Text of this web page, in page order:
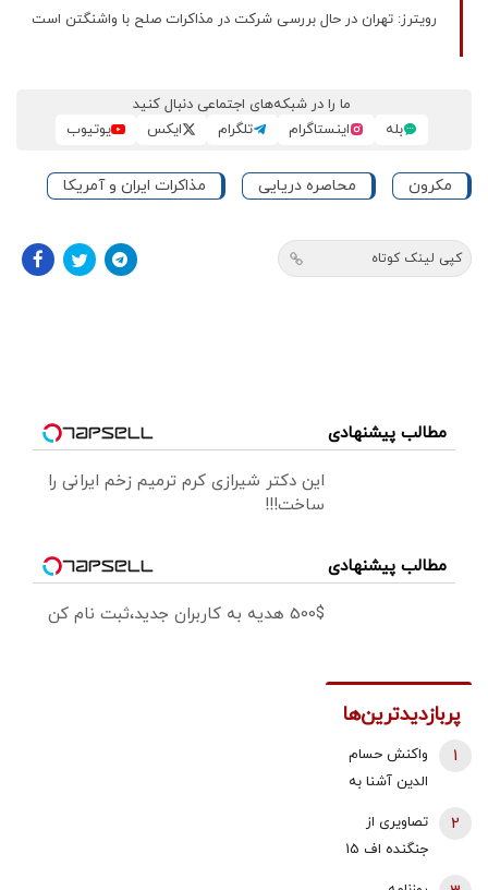
رویترز: تهران در حال بررسی شرکت در مذاکرات صلح با واشنگتن است
ما را در شبکه‌های اجتماعی دنبال کنید
بله
اینستاگرام تلگرام ایکس یوتیوب
مکرون محاصره دریایی مذاکرات ایران و آمریکا
کپی لینک کوتاه
مطالب پیشنهادی
این دکتر شیرازی کرم ترمیم زخم ایرانی را
ساخت!!!
مطالب پیشنهادی
500$ هدیه به کاربران جدید،ثبت نام کن
پربازدیدترین‌ها
واکنش حسام
الدین آشنا به
مکه/ قواعد
1
تصاویری از
جنگنده اف 15
2